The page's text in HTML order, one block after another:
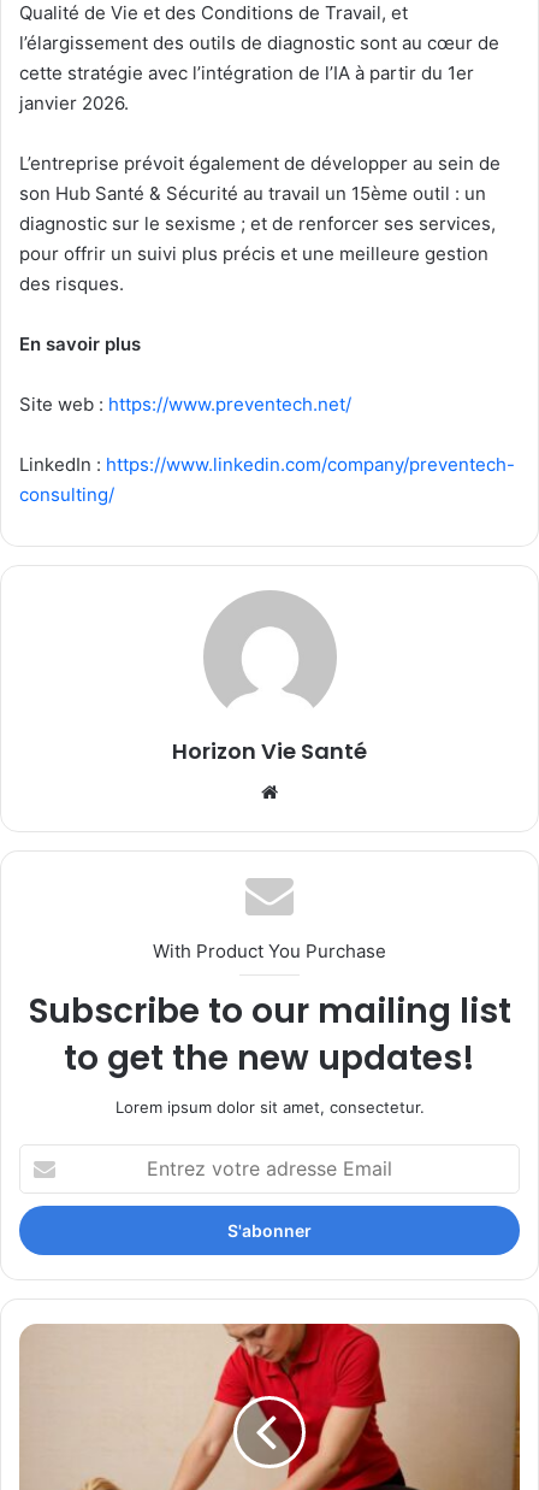
Qualité de Vie et des Conditions de Travail, et
l’élargissement des outils de diagnostic sont au cœur de
cette stratégie avec l’intégration de l’IA à partir du 1er
janvier 2026.
L’entreprise prévoit également de développer au sein de
son Hub Santé & Sécurité au travail un 15ème outil : un
diagnostic sur le sexisme ; et de renforcer ses services,
pour offrir un suivi plus précis et une meilleure gestion
des risques.
En savoir plus
Site web : https://www.preventech.net/
LinkedIn : https://www.linkedin.com/company/preventech-
consulting/
Horizon Vie Santé
With Product You Purchase
Subscribe to our mailing list
to get the new updates!
Lorem ipsum dolor sit amet, consectetur.
votre
adresse
Email
Perifit,